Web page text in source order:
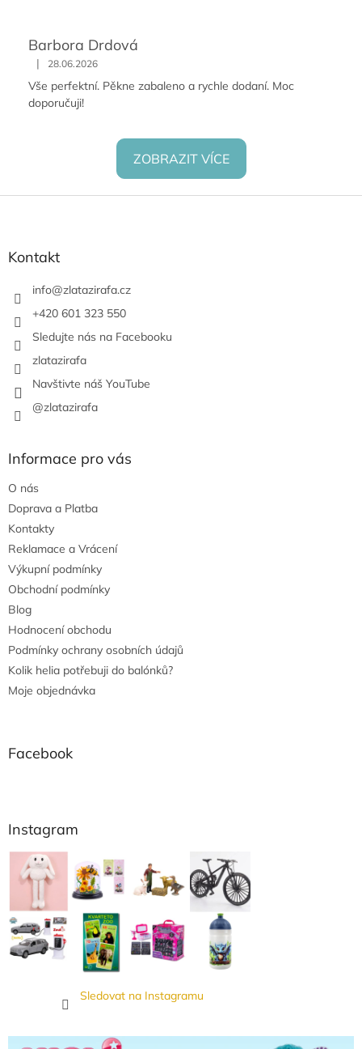
Barbora Drdová
| 28.06.2026
Vše perfektní. Pěkne zabaleno a rychle dodaní. Moc
doporučuji!
ZOBRAZIT VÍCE
Z
Kontakt
info@zlatazirafa.cz
+420 601 323 550
Sledujte nás na Facebooku
zlatazirafa
Navštivte náš YouTube
@zlatazirafa
Informace pro vás
O nás
Doprava a Platba
Kontakty
Reklamace a Vrácení
Výkupní podmínky
Obchodní podmínky
Blog
Hodnocení obchodu
Podmínky ochrany osobních údajů
Kolik helia potřebuji do balónků?
Moje objednávka
Facebook
Instagram
Sledovat na Instagramu